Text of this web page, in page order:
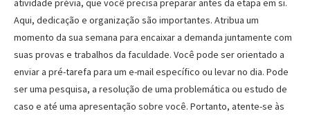
atividade prévia, que você precisa preparar antes da etapa em si.
Aqui, dedicação e organização são importantes. Atribua um
momento da sua semana para encaixar a demanda juntamente com
suas provas e trabalhos da faculdade. Você pode ser orientado a
enviar a pré-tarefa para um e-mail específico ou levar no dia. Pode
ser uma pesquisa, a resolução de uma problemática ou estudo de
caso e até uma apresentação sobre você. Portanto, atente-se às